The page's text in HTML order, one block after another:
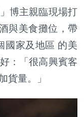
博主親臨現場打
與美食攤位，帶
國家及地區 的美
：「很高興賓客
貨量。」